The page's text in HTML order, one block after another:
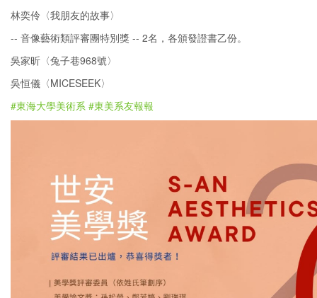
林奕伶〈我朋友的故事〉
-- 音像藝術類評審團特別獎 -- 2名，各頒發證書乙份。
吳家昕〈兔子巷968號〉
吳恒儀〈MICESEEK〉
#東海大學美術系 #東美系友報報